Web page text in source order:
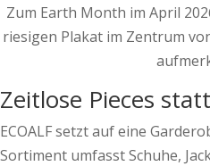
Zum Earth Month im April
riesigen Plakat im Zentrum
Zeitlose Pieces
ECOALF setzt auf eine
Sortiment umfasst Schuhe,